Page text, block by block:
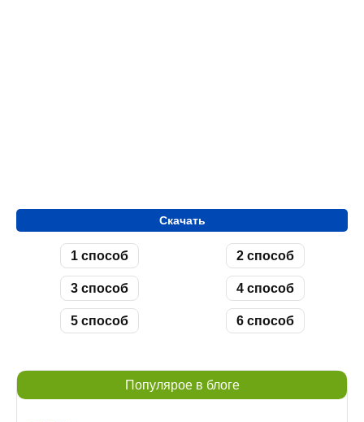
Скачать
1 способ 2 способ
3 способ 4 способ
5 способ 6 способ
Популярое в блоге